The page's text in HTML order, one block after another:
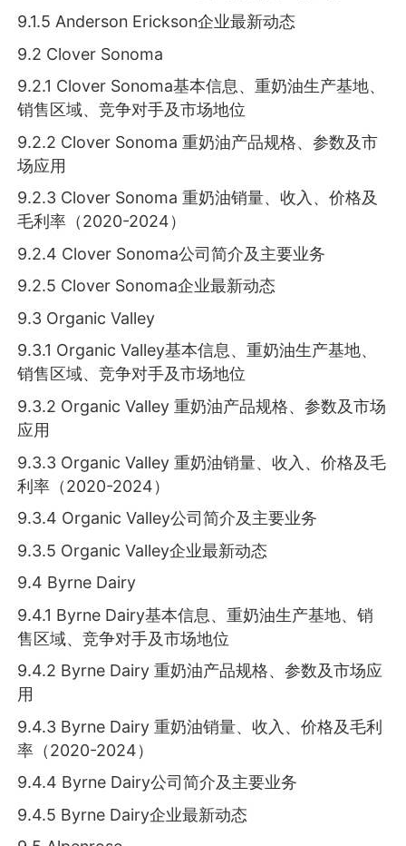
9.1.5 Anderson Erickson企业最新动态
9.2 Clover Sonoma
9.2.1 Clover Sonoma基本信息、重奶油生产基地、
销售区域、竞争对手及市场地位
9.2.2 Clover Sonoma 重奶油产品规格、参数及市
场应用
9.2.3 Clover Sonoma 重奶油销量、收入、价格及
毛利率（2020-2024）
9.2.4 Clover Sonoma公司简介及主要业务
9.2.5 Clover Sonoma企业最新动态
9.3 Organic Valley
9.3.1 Organic Valley基本信息、重奶油生产基地、
销售区域、竞争对手及市场地位
9.3.2 Organic Valley 重奶油产品规格、参数及市场
应用
9.3.3 Organic Valley 重奶油销量、收入、价格及毛
利率（2020-2024）
9.3.4 Organic Valley公司简介及主要业务
9.3.5 Organic Valley企业最新动态
9.4 Byrne Dairy
9.4.1 Byrne Dairy基本信息、重奶油生产基地、销
售区域、竞争对手及市场地位
9.4.2 Byrne Dairy 重奶油产品规格、参数及市场应
用
9.4.3 Byrne Dairy 重奶油销量、收入、价格及毛利
率（2020-2024）
9.4.4 Byrne Dairy公司简介及主要业务
9.4.5 Byrne Dairy企业最新动态